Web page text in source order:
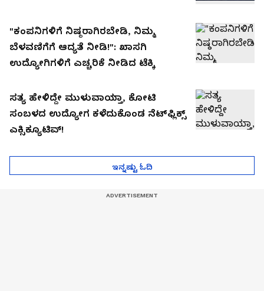
"ಕಂಪನಿಗಳಿಗೆ ನಿಷ್ಠರಾಗಿರಬೇಡಿ, ನಿಮ್ಮ
ಬೆಳವಣಿಗೆಗೆ ಆದ್ಯತೆ ನೀಡಿ!": ಖಾಸಗಿ
ಉದ್ಯೋಗಿಗಳಿಗೆ ಎಚ್ಚರಿಕೆ ನೀಡಿದ ಟೆಕ್ಕಿ
ಸತ್ಯ ಹೇಳಿದ್ದೇ ಮುಳುವಾಯ್ತಾ, ಕೋಟಿ
ಸಂಬಳದ ಉದ್ಯೋಗ ಕಳೆದುಕೊಂಡ ನೆಟ್‌ಫ್ಲಿಕ್ಸ್
ಎಕ್ಸಿಕ್ಯೂಟಿವ್!
ಇನ್ನಷ್ಟು ಓದಿ